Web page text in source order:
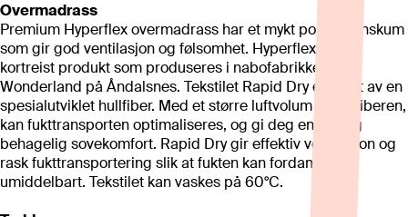
Overmadrass
Premium Hyperflex overmadrass har et mykt polyuretanskum
som gir god ventilasjon og følsomhet. Hyperflex er en
kortreist produkt som produseres i nabofabrikken til
Wonderland på Åndalsnes. Tekstilet Rapid Dry er laget av en
spesialutviklet hullfiber. Med et større luftvolum inne i fiberen,
kan fukttransporten optimaliseres, og gi deg en tørr og
behagelig sovekomfort. Rapid Dry gir effektiv ventilasjon og
rask fukttransportering slik at fukten kan fordampe
umiddelbart. Tekstilet kan vaskes på 60°C.